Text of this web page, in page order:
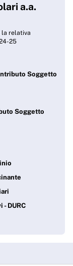
a.a.
la relativa
25
Soggetto
Soggetto
DURC